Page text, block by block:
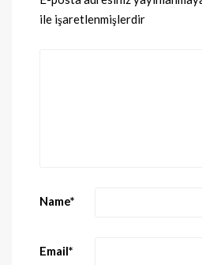
ile işaretlenmişlerdir
Name*
Email*